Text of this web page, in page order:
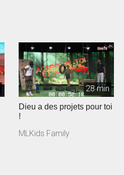
28 min
Dieu a des projets pour toi
!
MLKids Family